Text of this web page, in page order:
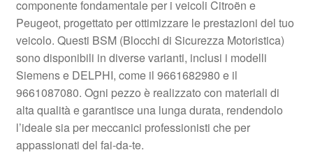
Politica sulla riservatezza
Procedura di Reclamo
Registratore di cassa
Rimostranza
componente fondamentale per i veicoli Citroën e
Peugeot, progettato per ottimizzare le prestazioni del tuo
veicolo. Questi BSM (Blocchi di Sicurezza Motoristica)
sono disponibili in diverse varianti, inclusi i modelli
Siemens e DELPHI, come il 9661682980 e il
9661087080. Ogni pezzo è realizzato con materiali di
alta qualità e garantisce una lunga durata, rendendolo
l’ideale sia per meccanici professionisti che per
appassionati del fai-da-te.